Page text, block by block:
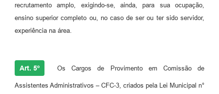
recrutamento amplo, exigindo-se, ainda, para sua ocupação,
ensino superior completo ou, no caso de ser ou ter sido servidor,
experiência na área.
Art. 5º Os Cargos de Provimento em Comissão de
Assistentes Administrativos – CFC-3, criados pela Lei Municipal n°